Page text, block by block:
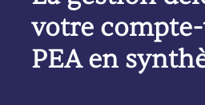
votre
PEA en